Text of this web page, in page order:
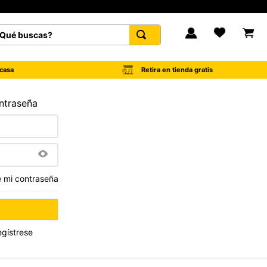
buscas?
Retira en tienda gratis
mi contraseña